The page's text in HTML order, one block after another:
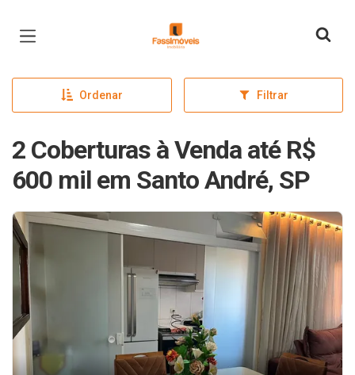
Página inicial
Ordenar Filtrar
2 Coberturas à Venda até R$
600 mil em Santo André, SP